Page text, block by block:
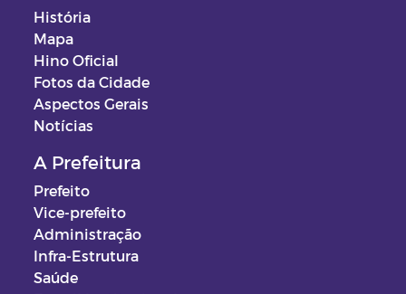
História
Mapa
Hino Oficial
Fotos da Cidade
Aspectos Gerais
Notícias
A Prefeitura
Prefeito
Vice-prefeito
Administração
Infra-Estrutura
Saúde